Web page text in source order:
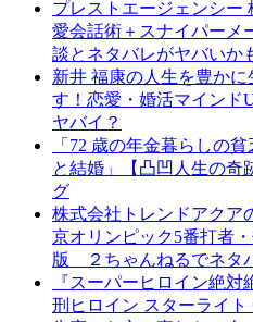
プレストエージェンシー
愛会話術＋スナイパー
談とネタバレがヤバいか
新井 福康の人生を豊か
す！恋愛・婚活マインド
ヤバイ？
「72 歳の年金暮らしの
と結婚」【凸凹人生の奇
グ
株式会社トレンドアクア
京オリンピック5番打者
版 ２ちゃんねるでネタ
『スーパーヒロイン絶
刑ヒロイン スターライト